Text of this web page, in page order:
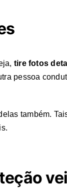
tire fotos
pessoa
também.